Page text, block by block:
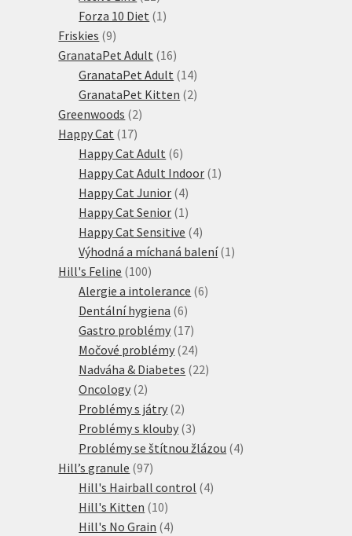
produktů
Forza 10 Diet 1 1
Friskies 99
produktů
GranataPet Adult 1616
produktů
GranataPet Adult 1414
produktů
GranataPet Kitten 22
Greenwoods 22
Happy Cat 1717
produktů
Happy Cat Adult 66
produktů
Happy Cat Adult Indoor 1 1
Happy Cat Junior 44
produkty
Happy Cat Senior 1 1
produkt
Happy Cat Sensitive 44
produkty
Výhodná a míchaná balení 1 1
Hill's Feline 100100
produktů
Alergie a intolerance 66
Dentální hygiena 66
produktů
Gastro problémy 1717
produktů
Močové problémy 2424
produktů
Nadváha & Diabetes 2222
Oncology 22
produkty
Problémy s játry 22
produkty
Problémy s klouby 33
produkty
Problémy se štítnou žlázou 44
Hill’s granule 9797
produktů
Hill's Hairball control 44
Hill's Kitten 1010
produktů
Hill's No Grain 44